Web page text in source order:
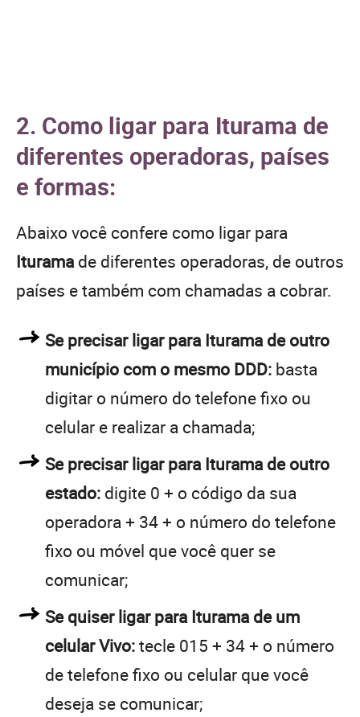
2. Como ligar para Iturama de
diferentes operadoras, países
e formas:
Abaixo você confere como ligar para
Iturama de diferentes operadoras, de outros
países e também com chamadas a cobrar.
Se precisar ligar para Iturama de outro
município com o mesmo DDD: basta
digitar o número do telefone fixo ou
celular e realizar a chamada;
Se precisar ligar para Iturama de outro
estado: digite 0 + o código da sua
operadora + 34 + o número do telefone
fixo ou móvel que você quer se
comunicar;
Se quiser ligar para Iturama de um
celular Vivo:tecle 015 + 34 + o número
de telefone fixo ou celular que você
deseja se comunicar;